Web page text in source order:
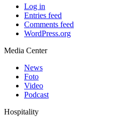
Log in
Entries feed
Comments feed
WordPress.org
Media Center
News
Foto
Video
Podcast
Hospitality